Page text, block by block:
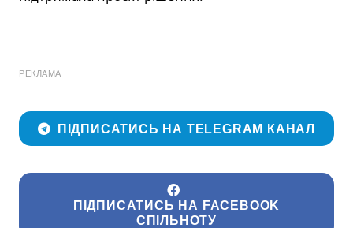
РЕКЛАМА
ПІДПИСАТИСЬ НА TELEGRAM КАНАЛ
ПІДПИСАТИСЬ НА FACEBOOK
СПІЛЬНОТУ